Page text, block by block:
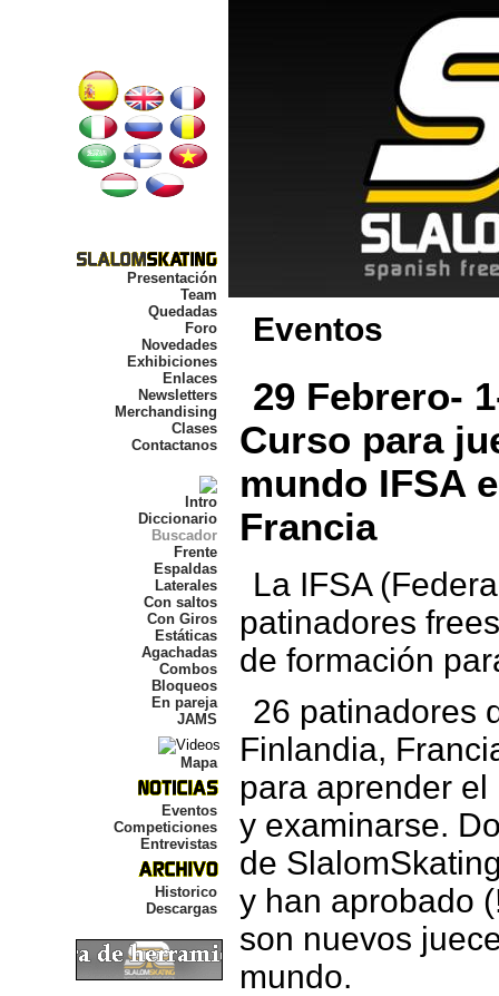
Presentación
Team
Quedadas
Foro
Novedades
Exhibiciones
Enlaces
Newsletters
Merchandising
Clases
Contactanos
Intro
Diccionario
Buscador
Frente
Espaldas
Laterales
Con saltos
Con Giros
Estáticas
Agachadas
Combos
Bloqueos
En pareja
JAMS
Mapa
Eventos
Competiciones
Entrevistas
Historico
Descargas
Eventos
29 Febrero-
Curso para
mundo IFSA
Francia
La IFSA
patinadores
de formación
26 patinadores
Finlandia,
para aprender
y examinarse.
de
y han aprobado
son nuevos
mundo.